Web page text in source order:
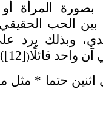
بصورة المرأة أو
الحب
وبذلك يرد
واحد قائلًا(
[12]
)
حتما * مثل